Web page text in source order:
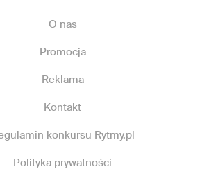
O nas
Promocja
Reklama
Kontakt
konkursu Rytmy.pl
Polityka prywatności